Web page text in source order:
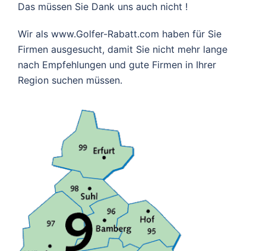
Das müssen Sie Dank uns auch nicht !
Wir als www.Golfer-Rabatt.com haben für Sie
Firmen ausgesucht, damit Sie nicht mehr lange
nach Empfehlungen und gute Firmen in Ihrer
Region suchen müssen.